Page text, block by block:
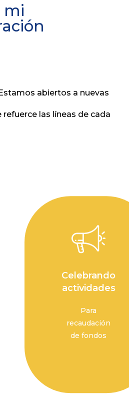
mi
abiertos a nuevas
las líneas de cada
Celebrando
actividades
Para
recaudación
de fondos